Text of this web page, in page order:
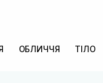
ОБЛИЧЧЯ ТІЛО